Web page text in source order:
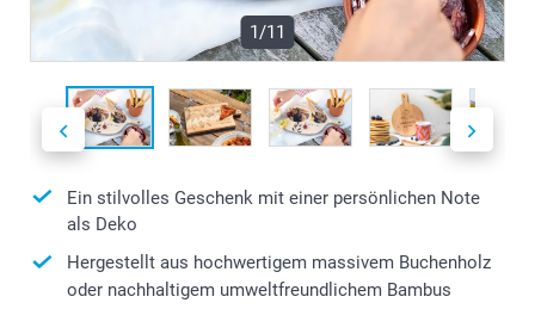
1/11
Ein stilvolles Geschenk mit einer persönlichen Note
als Deko
Hergestellt aus hochwertigem massivem Buchenholz
oder nachhaltigem umweltfreundlichem Bambus